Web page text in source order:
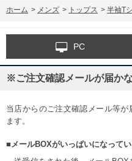
ホーム > メンズ > トップス > 半袖T
PC
※ご注文確認メールが届か
当店からのご注文確認メール等
ます。
■メールBOXがいっぱいになってい